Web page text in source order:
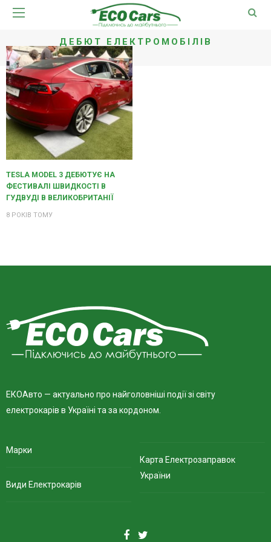
ДЕБЮТ ЕЛЕКТРОМОБІЛІВ
TESLA MODEL 3 ДЕБЮТУЄ НА
ФЕСТИВАЛІ ШВИДКОСТІ В
ГУДВУДІ В ВЕЛИКОБРИТАНІЇ
8 РОКІВ ТОМУ
ЕКОАвто — актуально про найголовніші події зі світу
електрокарів в Україні та за кордоном.
Марки
Види Електрокарів
Карта Електрозаправок
України